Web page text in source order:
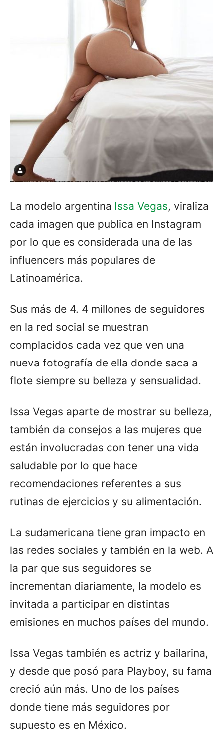
La modelo argentina Issa Vegas, viraliza
cada imagen que publica en Instagram
por lo que es considerada una de las
influencers más populares de
Latinoamérica.
Sus más de 4. 4 millones de seguidores
en la red social se muestran
complacidos cada vez que ven una
nueva fotografía de ella donde saca a
flote siempre su belleza y sensualidad.
Issa Vegas aparte de mostrar su belleza,
también da consejos a las mujeres que
están involucradas con tener una vida
saludable por lo que hace
recomendaciones referentes a sus
rutinas de ejercicios y su alimentación.
La sudamericana tiene gran impacto en
las redes sociales y también en la web. A
la par que sus seguidores se
incrementan diariamente, la modelo es
invitada a participar en distintas
emisiones en muchos países del mundo.
Issa Vegas también es actriz y bailarina,
y desde que posó para Playboy, su fama
creció aún más. Uno de los países
donde tiene más seguidores por
supuesto es en México.